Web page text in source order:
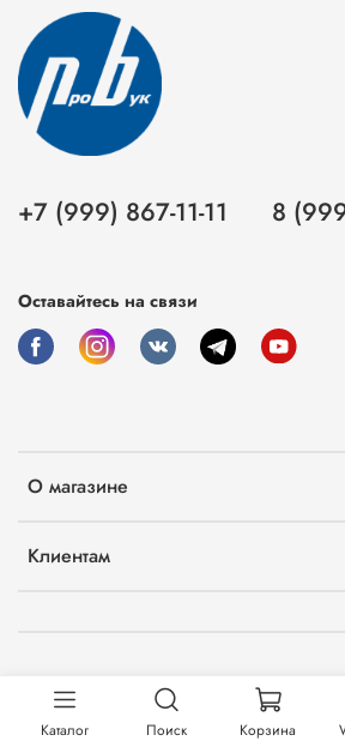
О магазине
Клиентам
+7 (999) 867-11-11 8
Оставайтесь на связи
Каталог Поиск Корзина